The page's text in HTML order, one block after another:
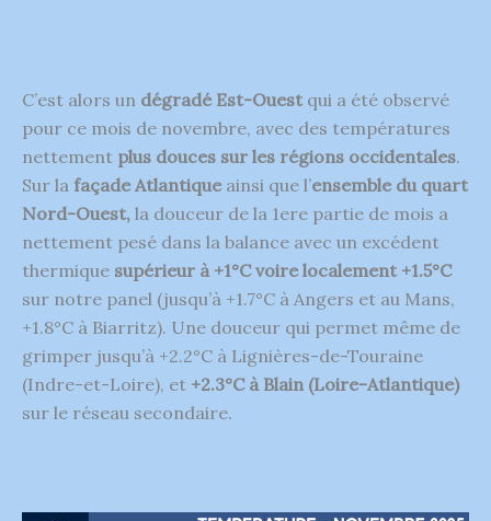
C’est alors un dégradé Est-Ouest qui a été observé
pour ce mois de novembre, avec des températures
nettement plus douces sur les régions occidentales.
Sur la façade Atlantique ainsi que l’ensemble du quart
Nord-Ouest, la douceur de la 1ere partie de mois a
nettement pesé dans la balance avec un excédent
thermique supérieur à +1°C voire localement +1.5°C
sur notre panel (jusqu’à +1.7°C à Angers et au Mans,
+1.8°C à Biarritz). Une douceur qui permet même de
grimper jusqu’à +2.2°C à Lignières-de-Touraine
(Indre-et-Loire), et +2.3°C à Blain (Loire-Atlantique)
sur le réseau secondaire.